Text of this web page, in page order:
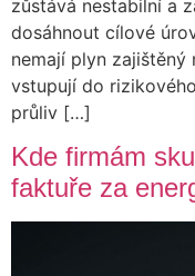
zůstává nestabilní a
dosáhnout cílové
nemají plyn
vstupují do
průliv […]
Kde firmám
faktuře za